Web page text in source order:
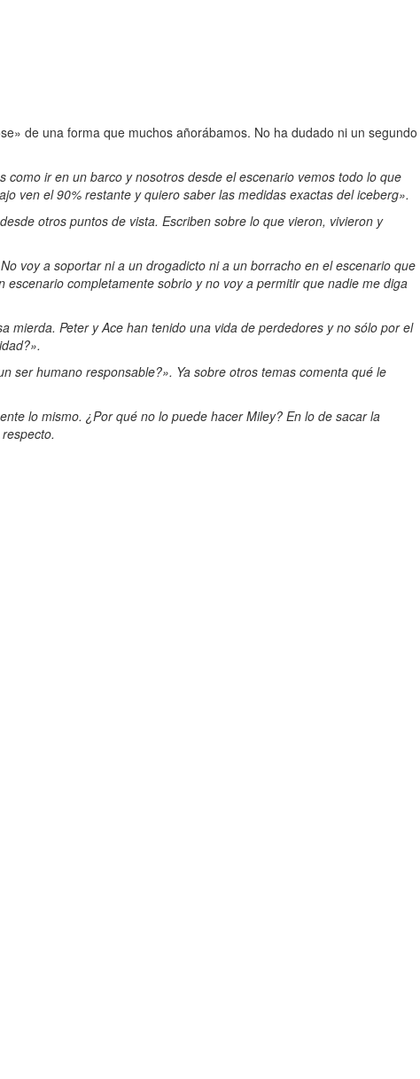
de una forma que muchos añorábamos. No ha dudado ni un segundo
ir en un barco y nosotros desde el escenario vemos todo lo que
ven el 90% restante y quiero saber las medidas exactas del iceberg».
otros puntos de vista. Escriben sobre lo que vieron, vivieron y
voy a soportar ni a un drogadicto ni a un borracho en el escenario que
completamente sobrio y no voy a permitir que nadie me diga
mierda. Peter y Ace han tenido una vida de perdedores y no sólo por el
ser humano responsable?». Ya sobre otros temas comenta qué le
lo mismo. ¿Por qué no lo puede hacer Miley? En lo de sacar la